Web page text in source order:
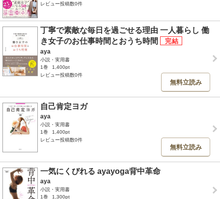
レビュー投稿数0件
丁寧で素敵な毎日を過ごせる理由 一人暮らし 働
き女子のお仕事時間とおうち時間
aya
小説・実用書
1巻
1,400pt
レビュー投稿数0件
無料立読み
自己肯定ヨガ
aya
小説・実用書
1巻
1,400pt
レビュー投稿数0件
無料立読み
一気にくびれる ayayoga背中革命
aya
小説・実用書
1巻
1,300pt